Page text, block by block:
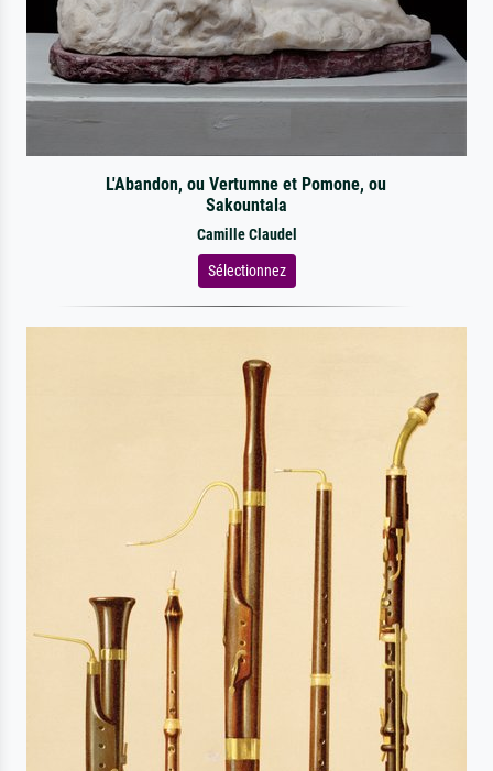
L'Abandon, ou Vertumne et Pomone, ou
Sakountala
Camille Claudel
Sélectionnez